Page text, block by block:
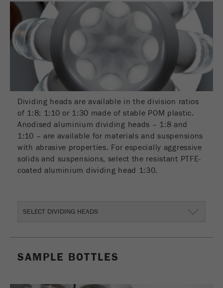
Ciclo de
vida cookie
Fim de sessão
Nome PHPSESSID
Fornecedor
Identificador de dados PHP, definido quando
o método PHP session () é usado.
Ciclo de
vida cookie
Fim de sessão
Fornecedor
Objectivo
Este cookie pertence ao passado e não é mais
usado pelo Google Analytics. Para a
compatibilidade com versões anteriores de
páginas que ainda usam o código de
rastreamento urchin.js, esse cookie ainda é
gravado e expira quando o navegador é
fechado. No entanto, esse cookie não precisa
ser considerado ao depurar e usar o novo
código de rastreamento ga.js.
Ciclo de
vida cookie
Sessão
Fornecedor google
Este cookie é o cookie de recurso do visitante.
Informações da visita atual, também
Dividing heads are available in the division ratios
of 1:8; 1:10 or 1:30 made of stable POM plastic.
Anodised aluminium dividing heads – 1:8 and
1:10 – are available for materials and suspensions
with abrasive properties. For especially aggressive
solids and suspensions, select the resistant PTFE-
coated aluminium dividing head 1:30.
SELECT DIVIDING HEADS
SAMPLE BOTTLES